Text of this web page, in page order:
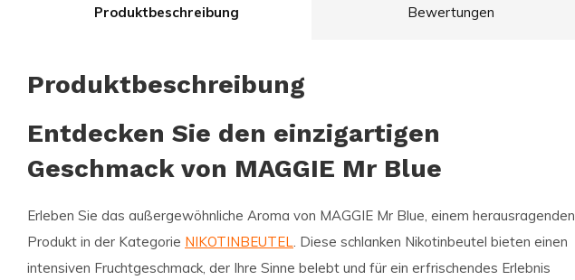
Produktbeschreibung Bewertungen
Produktbeschreibung
Entdecken Sie den einzigartigen
Geschmack von MAGGIE Mr Blue
Erleben Sie das außergewöhnliche Aroma von MAGGIE Mr Blue, einem herausragenden
Produkt in der Kategorie NIKOTINBEUTEL. Diese schlanken Nikotinbeutel bieten einen
intensiven Fruchtgeschmack, der Ihre Sinne belebt und für ein erfrischendes Erlebnis